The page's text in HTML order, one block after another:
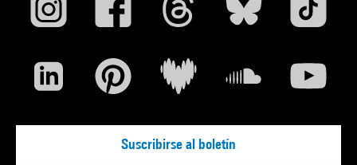
Suscribirse al boletín